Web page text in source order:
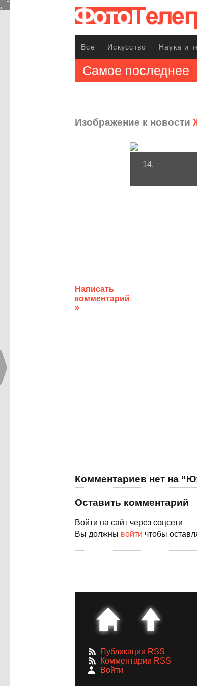
Все Искусство Наука и
Самое последнее
Изображение к новости
Написать
комментарий
»
14.
Комментариев нет на
Оставить комментарий
Войти на сайт через соцсети
Вы должны войти чтобы
Публикации RSS
Комментарии RSS
Войти